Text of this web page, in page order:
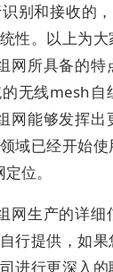
别和接收的
性。以上为
网所具备的特
无线mesh自
能够发挥出
域已经开始
位。
网生产的详细
行提供，如
进行更深入